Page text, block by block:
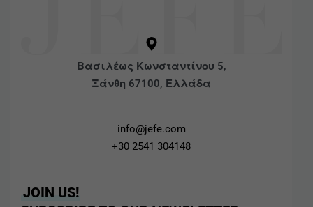
Βασιλέως Κωνσταντίνου 5,
Ξάνθη 67100, Ελλάδα
info@jefe.com
+30 2541 304148
JOIN US!